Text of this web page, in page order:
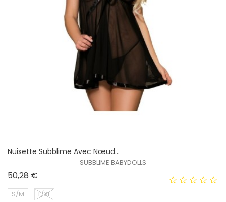
Nuisette Subblime Avec Nœud...
SUBBLIME BABYDOLLS
50,28 €
S/M L/XL